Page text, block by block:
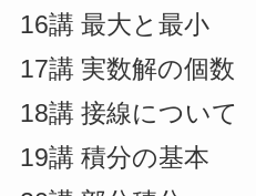
16講 最大と最小
17講 実数解の個数
18講 接線について
19講 積分の基本